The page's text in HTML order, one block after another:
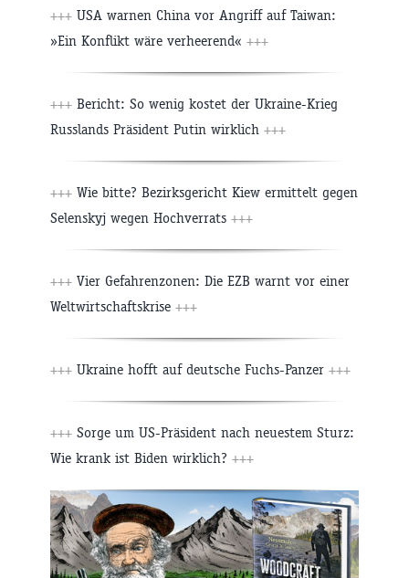
+++ USA warnen China vor Angriff auf Taiwan:
»Ein Konflikt wäre verheerend« +++
+++ Bericht: So wenig kostet der Ukraine-Krieg
Russlands Präsident Putin wirklich +++
+++ Wie bitte? Bezirksgericht Kiew ermittelt gegen
Selenskyj wegen Hochverrats +++
+++ Vier Gefahrenzonen: Die EZB warnt vor einer
Weltwirtschaftskrise +++
+++ Ukraine hofft auf deutsche Fuchs-Panzer +++
+++ Sorge um US-Präsident nach neuestem Sturz:
Wie krank ist Biden wirklich? +++